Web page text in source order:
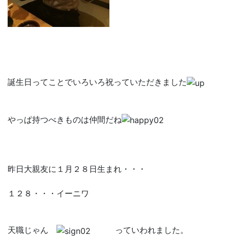
誕生日ってことでいろいろ祝っていただきました
やっぱ持つべきものは仲間だね
昨日大親友に１月２８日生まれ・・・
１２８・・・イーニワ
天職じゃん っていわれました。